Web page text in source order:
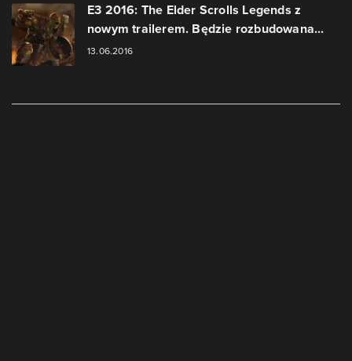
E3 2016: The Elder Scrolls Legends z
nowym trailerem. Będzie rozbudowana...
13.06.2016